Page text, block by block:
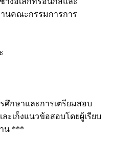
นคณะกรรมการการ
ศึกษาและการเตรียมสอบ
ะเก็งแนวข้อสอบโดยผู้เรียบ
น ***